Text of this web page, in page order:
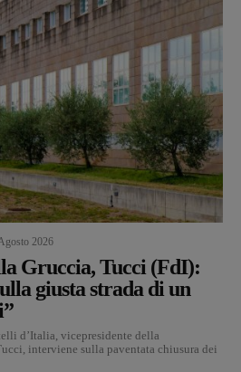
2026
Gruccia, Tucci (FdI):
giusta strada di un
d’Italia, vicepresidente della
interviene sulla paventata chiusura dei